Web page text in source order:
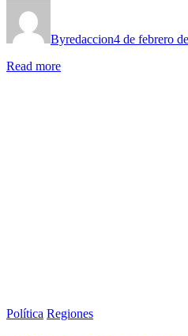
Byredaccion4 de febrero
Read more
Política Regiones